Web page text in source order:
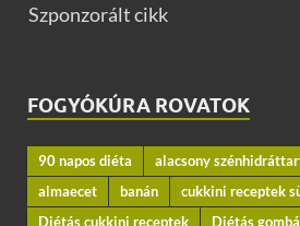
Szponzorált cikk
FOGYÓKÚRA ROVATOK
90 napos diéta
alacsony
almaecet
banán
cukkini receptek
Diétás cukkini receptek
Diétás